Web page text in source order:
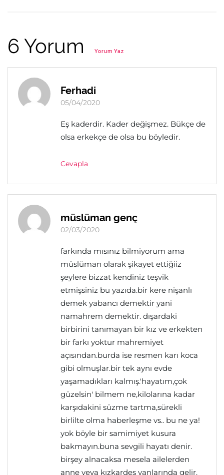
6 Yorum Yorum Yaz
Ferhadi
05/04/2020
Eş kaderdir. Kader değişmez. Bükçe de
olsa erkekçe de olsa bu böyledir.
Cevapla
müslüman genç
02/03/2020
farkında mısınız bilmiyorum ama
müslüman olarak şikayet ettiğiiz
şeylere bizzat kendiniz teşvik
etmişsiniz bu yazıda.bir kere nişanlı
demek yabancı demektir yani
namahrem demektir. dışardaki
birbirini tanımayan bir kız ve erkekten
bir farkı yoktur mahremiyet
açısından.burda ise resmen karı koca
gibi olmuşlar.bir tek aynı evde
yaşamadıkları kalmış.'hayatım,çok
güzelsin' bilmem ne,kilolarına kadar
karşıdakini süzme tartma,sürekli
birlilte olma haberleşme vs.. bu ne ya!
yok böyle bir samimiyet kusura
bakmayın.buna sevgili hayatı denir.
birşey alnacaksa mesela ailelerden
anne veya kızkardeş yanlarında gelir.